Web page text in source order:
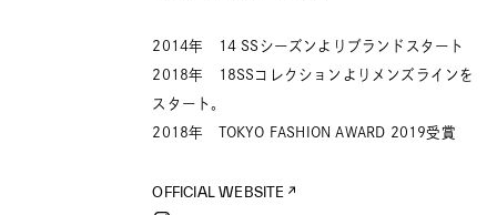
2014年 14 SSシーズンよりブランドスタート
2018年 18SSコレクションよりメンズラインを
スタート。
2018年 TOKYO FASHION AWARD 2019受賞
OFFICIAL WEBSITE